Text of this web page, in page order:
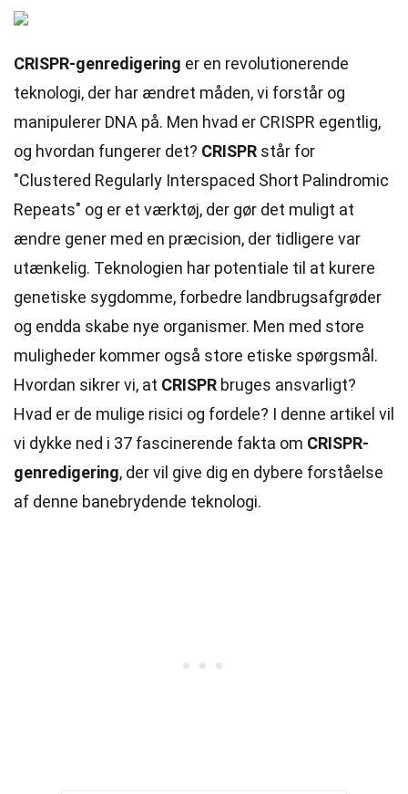
CRISPR-genredigering er en revolutionerende
teknologi, der har ændret måden, vi forstår og
manipulerer DNA på. Men hvad er CRISPR egentlig,
og hvordan fungerer det? CRISPR står for
"Clustered Regularly Interspaced Short Palindromic
Repeats" og er et værktøj, der gør det muligt at
ændre gener med en præcision, der tidligere var
utænkelig. Teknologien har potentiale til at kurere
genetiske sygdomme, forbedre landbrugsafgrøder
og endda skabe nye organismer. Men med store
muligheder kommer også store etiske spørgsmål.
Hvordan sikrer vi, at CRISPR bruges ansvarligt?
Hvad er de mulige risici og fordele? I denne artikel vil
vi dykke ned i 37 fascinerende fakta om CRISPR-
genredigering, der vil give dig en dybere forståelse
af denne banebrydende teknologi.